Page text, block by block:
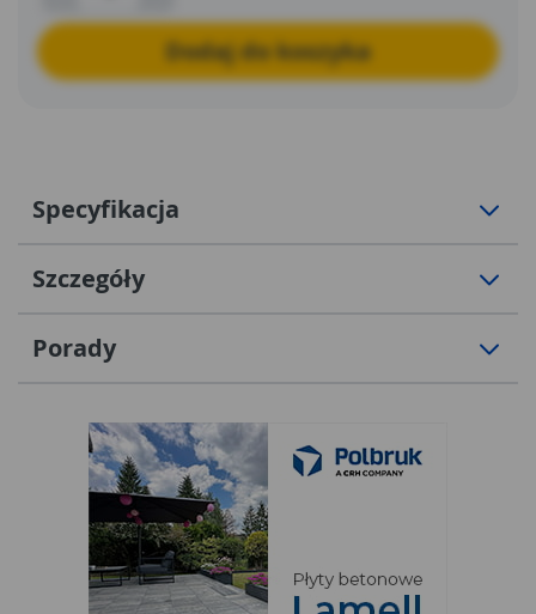
Dodaj do koszyka
Specyfikacja
Szczegóły
Porady